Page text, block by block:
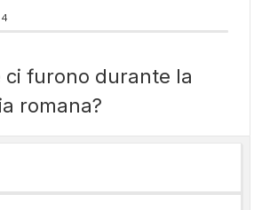
ci furono durante la
romana?